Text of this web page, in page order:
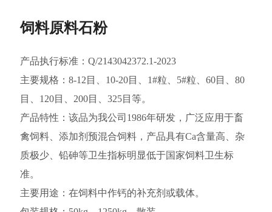
饲料原料石粉
产品执行标准：Q/2143042372.1-2023
主要规格：8-12目、10-20目、1#粒、5#粒、60目、80
目、120目、200目、325目等。
产品特性：该品为我公司1986年研发，广泛应用于畜
禽饲料、添加剂预混合饲料，产品具有Ca含量高、杂
质极少、铅砷等卫生指标明显低于国家饲料卫生标
准。
主要用途：在饲料中作钙的补充剂或载体。